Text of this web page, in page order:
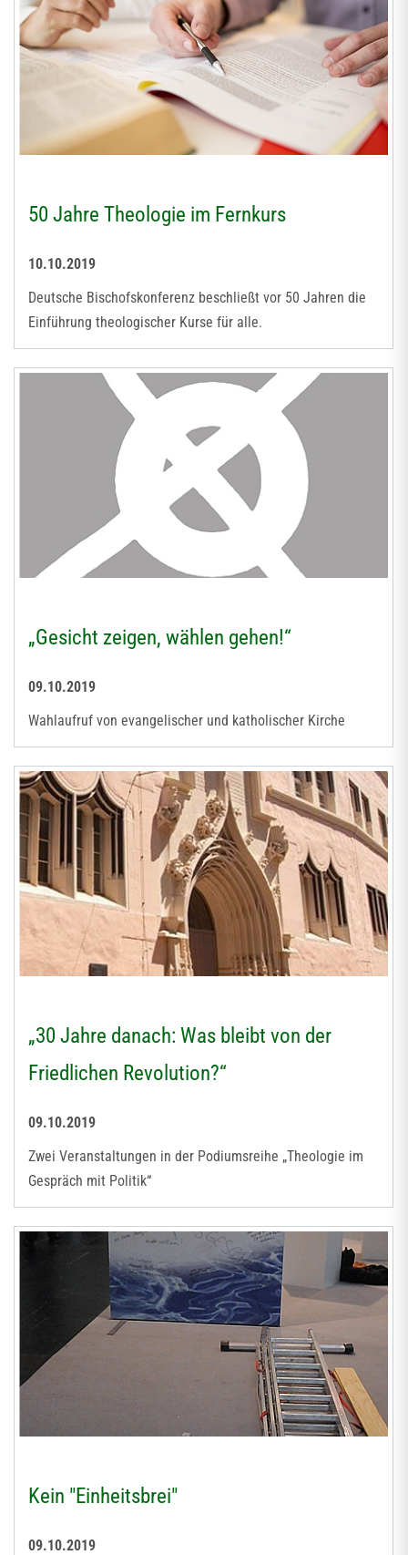
50 Jahre Theologie im Fernkurs
10.10.2019
Deutsche Bischofskonferenz beschließt vor 50 Jahren die
Einführung theologischer Kurse für alle.
„Gesicht zeigen, wählen gehen!“
09.10.2019
Wahlaufruf von evangelischer und katholischer Kirche
„30 Jahre danach: Was bleibt von der
Friedlichen Revolution?“
09.10.2019
Zwei Veranstaltungen in der Podiumsreihe „Theologie im
Gespräch mit Politik“
Kein "Einheitsbrei"
09.10.2019